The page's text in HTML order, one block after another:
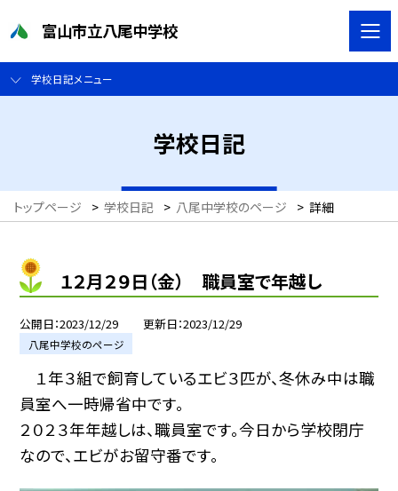
富山市立八尾中学校
学校日記メニュー
学校日記
トップページ > 学校日記 > 八尾中学校のページ > 詳細
１２月２９日（金） 職員室で年越し
公開日 2023/12/29 更新日 2023/12/29
八尾中学校のページ
１年３組で飼育しているエビ３匹が、冬休み中は職
員室へ一時帰省中です。
２０２３年年越しは、職員室です。今日から学校閉庁
なので、エビがお留守番です。